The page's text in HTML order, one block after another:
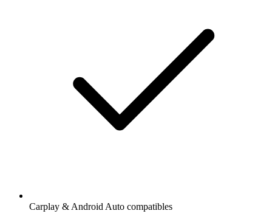
Carplay & Android Auto compatibles